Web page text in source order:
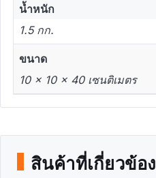
น้ำหนัก
1.5 กก.
ขนาด
10 × 10 × 40 เซนติเมตร
สินค้าที่เกี่ยวข้อง